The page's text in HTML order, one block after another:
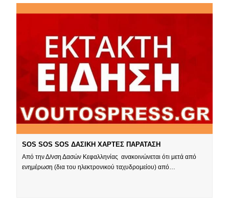
SOS SOS SOS ΔΑΣΙΚΗ ΧΑΡΤΕΣ ΠΑΡΑΤΑΣΗ
Από την Δ/νση Δασών Κεφαλληνίας ανακοινώνεται ότι μετά από
ενημέρωση (δια του ηλεκτρονικού ταχυδρομείου) από…